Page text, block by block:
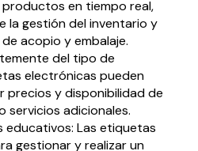
en tiempo real,
la gestión del inventario y
acopio y embalaje.
del tipo de
electrónicas pueden
precios y disponibilidad de
servicios adicionales.
educativos: Las etiquetas
gestionar y realizar un